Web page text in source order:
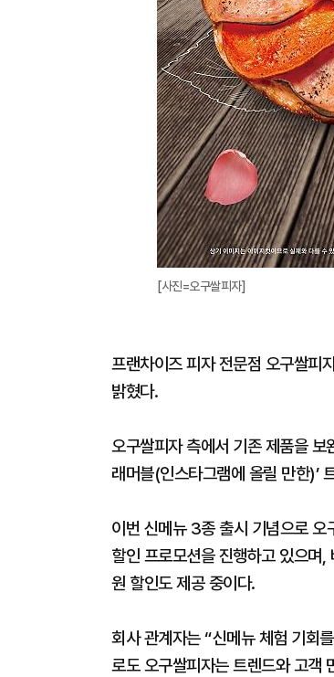
[사진=오구쌀피자]
프랜차이즈 피자 전문점 오구쌀피
밝혔다.
오구쌀피자 측에서 기존 제품을 보
래머블(인스타그램에 올릴 만한)’
이번 신메뉴 3종 출시 기념으로
할인 프로모션을 진행하고 있으
원 할인도 제공 중이다.
회사 관계자는 “신메뉴 체험 기회
로도 오구쌀피자는 트렌드와 고객